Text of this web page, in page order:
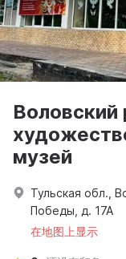
Воловский
музей
Тульская обл.,
Победы, д. 17А
在地图上显示